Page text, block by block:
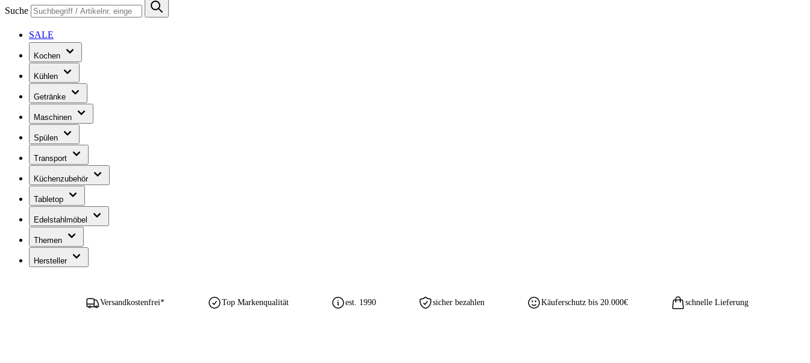
Suche
SALE
Kochen
Kühlen
Getränke
Maschinen
Spülen
Transport
Küchenzubehör
Tabletop
Edelstahlmöbel
Themen
Hersteller
Versandkostenfrei* Top Markenqualität est. 1990 sicher bezahlen Käuferschutz bis 20.000€ schnelle Lieferung